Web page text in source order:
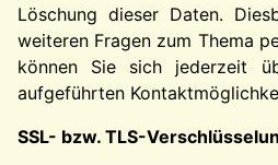
Löschung dieser Daten.
weiteren Fragen zum Thema
können Sie sich jederzeit
aufgeführten
SSL- bzw. TLS-